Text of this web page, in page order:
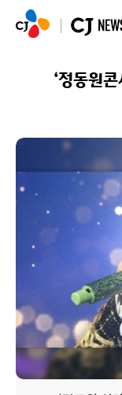
‘정동원